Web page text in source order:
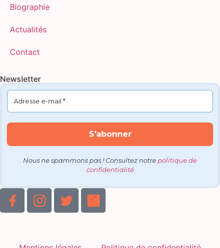
Biographie
Actualités
Contact
Newsletter
Nous ne spammons pas ! Consultez notre politique de
confidentialité